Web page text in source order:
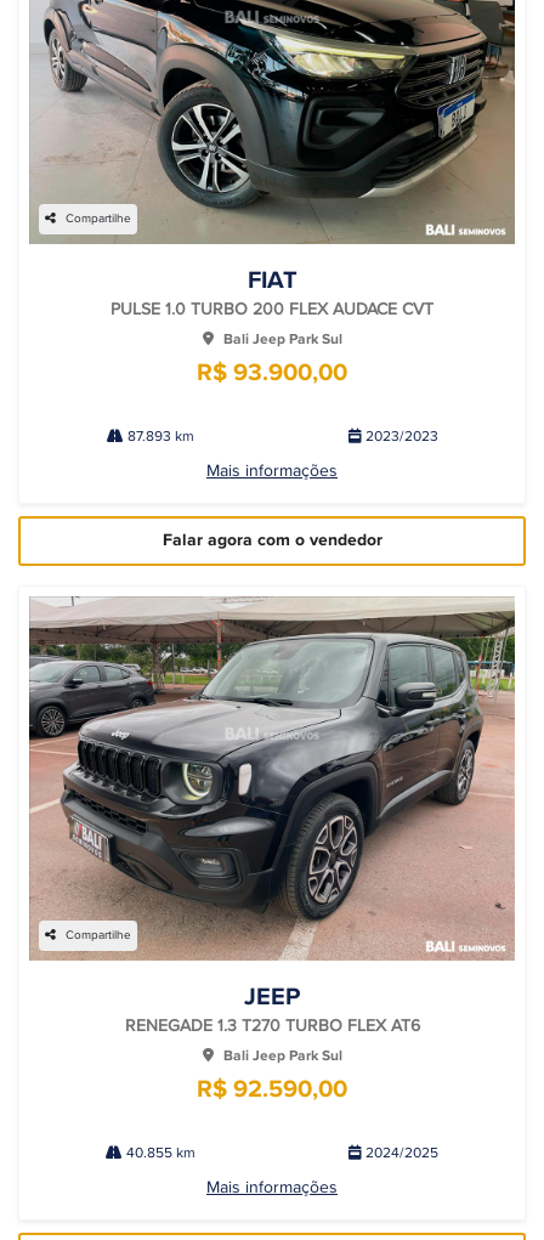
Compartilhe
FIAT
PULSE 1.0 TURBO 200 FLEX AUDACE CVT
Bali Jeep Park Sul
R$ 93.900,00
87.893 km 2023/2023
Mais informações
Falar agora com o vendedor
Compartilhe
JEEP
RENEGADE 1.3 T270 TURBO FLEX AT6
Bali Jeep Park Sul
R$ 92.590,00
40.855 km 2024/2025
Mais informações